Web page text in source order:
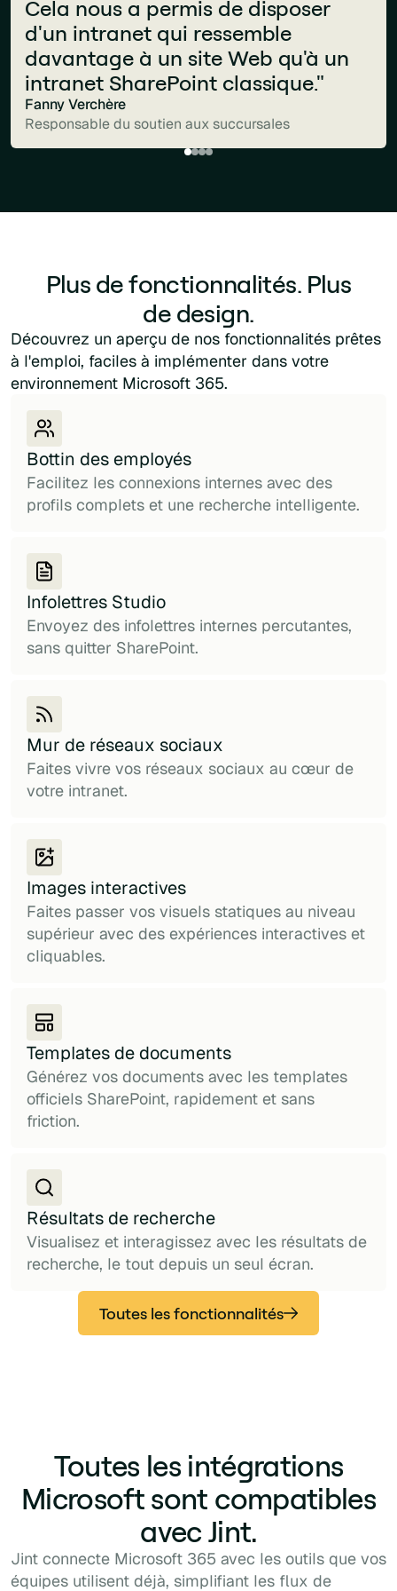
Cela nous a permis de disposer
d'un intranet qui ressemble
davantage à un site Web qu'à un
intranet SharePoint classique."
Fanny Verchère
Responsable du soutien aux succursales
une solution Groupe capable de
diffuser automatiquement les
actualités corporate sur les cinq
intranets métiers : Bouygues
Construction, Colas, Bouygues
Immobilier, TF1 et Bouygues
Responsable Groupe Digital et Media
et notre expérience de recherche.
Nous recommandons vivement Jint
à toute organisation utilisant
Microsoft 365."
Brahim Abdesslam
Vice-président exécutif
preuve ? Je ne reçois plus aucune
plainte. Nous avons créé quelque
chose qui convient à tous les
emplois."
Christophe Bernard
Plus de fonctionnalités. Plus
de design.
Découvrez un aperçu de nos fonctionnalités prêtes
à l'emploi, faciles à implémenter dans votre
environnement Microsoft 365.
Bottin des employés
Facilitez les connexions internes avec des
profils complets et une recherche intelligente.
Infolettres Studio
Envoyez des infolettres internes percutantes,
sans quitter SharePoint.
Mur de réseaux sociaux
Faites vivre vos réseaux sociaux au cœur de
votre intranet.
Images interactives
Faites passer vos visuels statiques au niveau
supérieur avec des expériences interactives et
cliquables.
Templates de documents
Générez vos documents avec les templates
officiels SharePoint, rapidement et sans
friction.
Résultats de recherche
Visualisez et interagissez avec les résultats de
recherche, le tout depuis un seul écran.
Toutes les fonctionnalités
Toutes les intégrations
Microsoft sont compatibles
avec Jint.
Jint connecte Microsoft 365 avec les outils que vos
équipes utilisent déjà, simplifiant les flux de